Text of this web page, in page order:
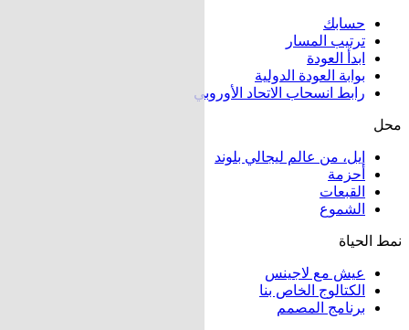
حسابك
ترتيب المسار
ابدأ العودة
بوابة العودة الدولية
رابط انسحاب الاتحاد الأوروبي
محل
إيل، من عالم ليجالي بلوند
أحزمة
القبعات
الشموع
نمط الحياة
عيش مع لاجينس
الكتالوج الخاص بنا
برنامج المصمم